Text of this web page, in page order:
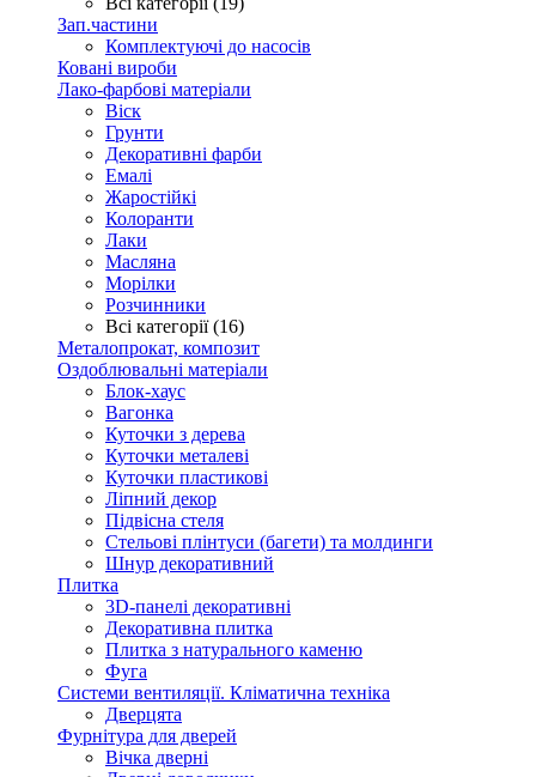
Зап.частини
Комплектуючі до насосів
Ковані вироби
Лако-фарбові матеріали
Віск
Грунти
Декоративні фарби
Емалі
Жаростійкі
Колоранти
Лаки
Масляна
Морілки
Розчинники
Всі категорії (16)
Металопрокат, композит
Оздоблювальні матеріали
Блок-хаус
Вагонка
Куточки з дерева
Куточки металеві
Куточки пластикові
Ліпний декор
Підвісна стеля
Стельові плінтуси (багети) та молдинги
Шнур декоративний
Плитка
3D-панелі декоративні
Декоративна плитка
Плитка з натурального каменю
Фуга
Системи вентиляції. Кліматична техніка
Дверцята
Фурнітура для дверей
Вічка дверні